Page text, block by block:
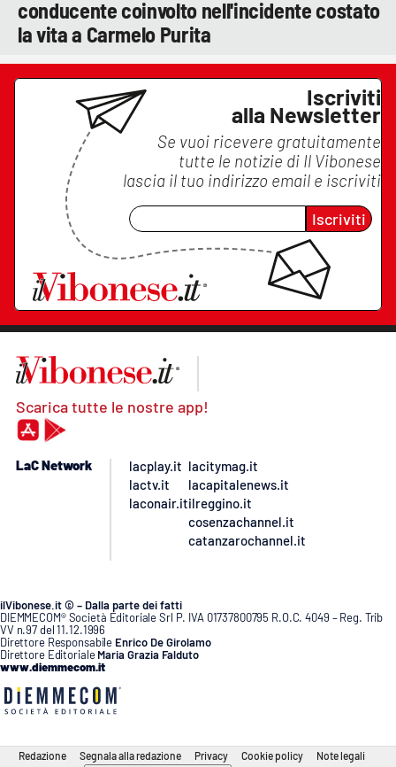
conducente coinvolto nell'incidente costato
la vita a Carmelo Purita
Iscriviti
alla Newsletter
Se vuoi ricevere gratuitamente
tutte le notizie di Il Vibonese
lascia il tuo indirizzo email e iscriviti
Iscriviti
Scarica tutte le nostre app!
LaC Network
lacplay.it
lactv.it
laconair.it
lacitymag.it
lacapitalenews.it
ilreggino.it
cosenzachannel.it
catanzarochannel.it
ilVibonese.it © – Dalla parte dei fatti
DIEMMECOM® Società Editoriale Srl P. IVA 01737800795 R.O.C. 4049 – Reg. Trib
VV n.97 del 11.12.1996
Direttore Responsabile Enrico De Girolamo
Direttore Editoriale Maria Grazia Falduto
www.diemmecom.it
Redazione Segnala alla redazione Privacy Cookie policy Note legali